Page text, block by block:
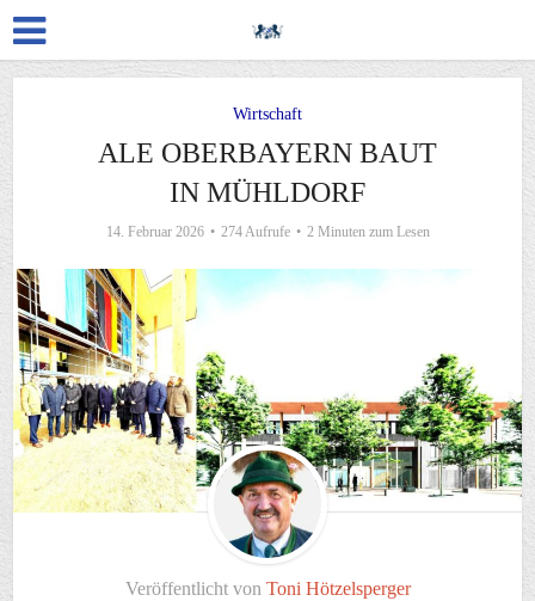
Wirtschaft
ALE OBERBAYERN BAUT
IN MÜHLDORF
14. Februar 2026 274 Aufrufe 2 Minuten zum Lesen
Veröffentlicht von Toni Hötzelsperger